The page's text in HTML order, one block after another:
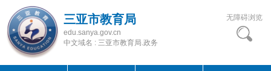
三亚市教育局
edu.sanya.gov.cn
中文域名 : 三亚市教育局.政务
无障碍浏览